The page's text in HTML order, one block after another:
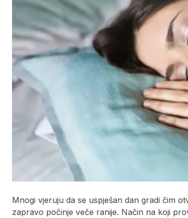
Mnogi vjeruju da se uspješan dan gradi čim
zapravo počinje veče ranije. Način na koji